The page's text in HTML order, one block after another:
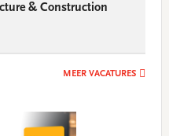
& Construction
MEER VACATURES